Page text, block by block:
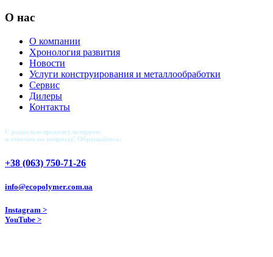
О нас
О компании
Хронология развития
Новости
Услуги конструирования и металлообработки
Сервис
Дилеры
Контакты
С радостью проконсультируем
и ответим на вопросы! Обращайтесь:
+38 (063) 750-71-26
info@ecopolymer.com.ua
Instagram >
YouTube >